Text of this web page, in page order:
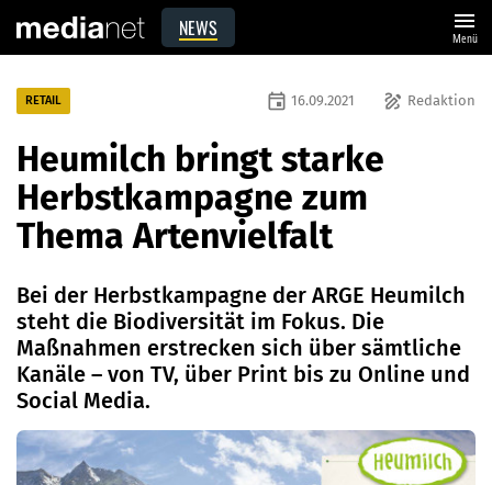
NEWS menu
Menü
RETAIL draw Redaktion
event 16.09.2021
Heumilch bringt starke
Herbstkampagne zum
Thema Artenvielfalt
Bei der Herbstkampagne der ARGE Heumilch
steht die Biodiversität im Fokus. Die
Maßnahmen erstrecken sich über sämtliche
Kanäle – von TV, über Print bis zu Online und
Social Media.